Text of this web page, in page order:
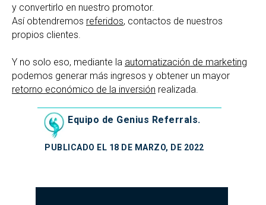
y convertirlo en nuestro promotor.
Así obtendremos referidos, contactos de nuestros
propios clientes.
Y no solo eso, mediante la automatización de marketing
podemos generar más ingresos y obtener un mayor
retorno económico de la inversión realizada.
PUBLICADO EL 18 DE MARZO, DE 2022
Equipo de Genius Referrals.